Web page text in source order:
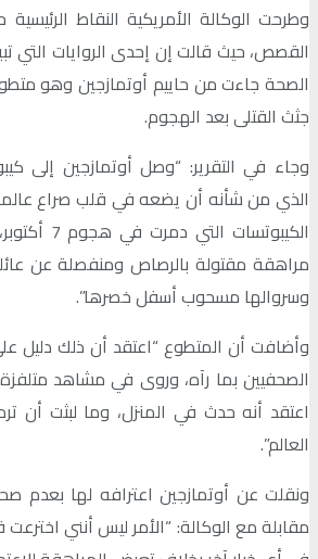
وطرحت الوكالة الأمريكية النقاط
القصص، حيث قالت إن إحدى الروايات التي
الصحة جاءت من حاييم أوتمازجين وهو
جثث القتلى بعد الهجوم.
وجاء في التقرير: “وصل أوتمازجين إلى
الذي من شأنه أن يضعه في قلب صراع
مراهقة مقتولة بالرصاص ومنفصلة عن
وسروالها مسحوب أسفل خصرها”.
وأضافت أن المتطوع “اعتقد أن ذلك دليل
الصحفيين بما رآه، وروى في مشاهد
اعتقد أنه حدث في المنزل، وما لبثت أن
العالم”.
ونقلت عن أوتمازجين اعترافه لها بعدم
مقابلة مع الوكالة: “الأمر ليس أنني